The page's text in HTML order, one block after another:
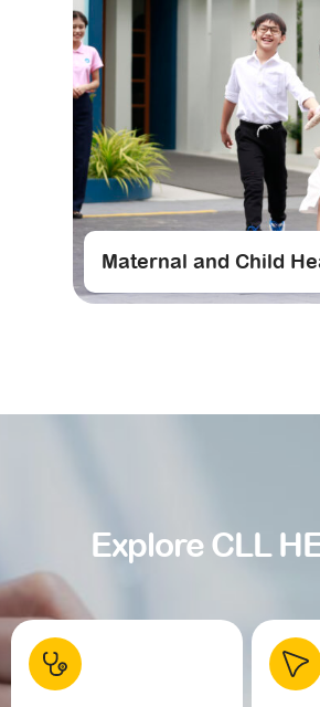
Maternal and Child
Explore CLL